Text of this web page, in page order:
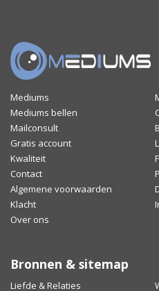
Mediums
Mediums bellen
Mailconsult
Gratis account
Kwaliteit
Contact
Algemene voorwaarden
Klacht
Over ons
Bronnen & sitemap
Liefde & Relaties